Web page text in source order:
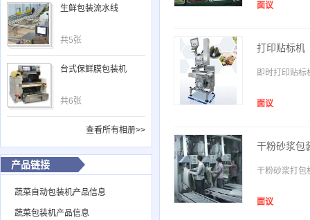
面议
打印贴标机
即时打印贴标
面议
干粉砂浆包
干粉砂浆打包
面议
生鲜包装流水线
共5张
台式保鲜膜包装机
共6张
查看所有相册>>
产品链接
蔬菜自动包装机产品信息
蔬菜包装机产品信息